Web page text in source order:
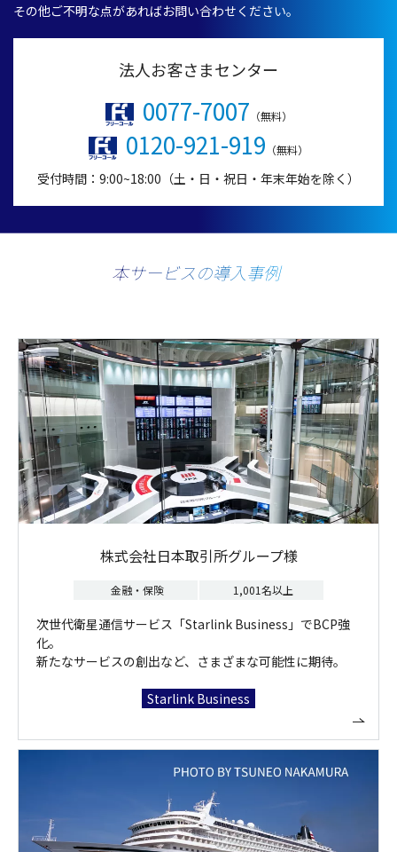
その他ご不明な点があればお問い合わせください。
法人お客さまセンター
0077-7007 （無料）
0120-921-919 （無料）
受付時間：9:00~18:00（土・日・祝日・年末年始を除く）
本サービスの導入事例
株式会社日本取引所グループ様
金融・保険 1,001名以上
次世代衛星通信サービス「Starlink Business」でBCP強
化。
新たなサービスの創出など、さまざまな可能性に期待。
Starlink Business